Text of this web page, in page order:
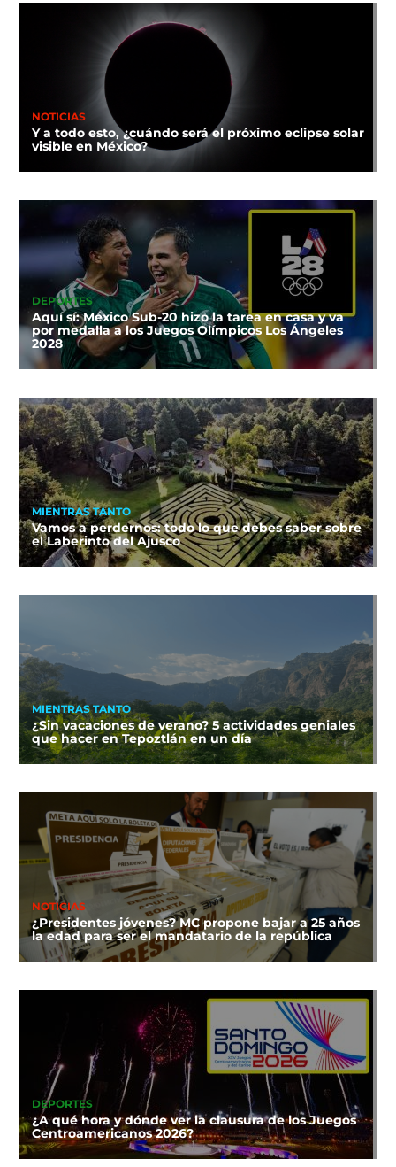
NOTICIAS
Y a todo esto, ¿cuándo será el próximo eclipse solar
visible en México?
DEPORTES
Aquí sí: México Sub-20 hizo la tarea en casa y va
por medalla a los Juegos Olímpicos Los Ángeles
2028
MIENTRAS TANTO
Vamos a perdernos: todo lo que debes saber sobre
el Laberinto del Ajusco
MIENTRAS TANTO
¿Sin vacaciones de verano? 5 actividades geniales
que hacer en Tepoztlán en un día
NOTICIAS
¿Presidentes jóvenes? MC propone bajar a 25 años
la edad para ser el mandatario de la república
DEPORTES
¿A qué hora y dónde ver la clausura de los Juegos
Centroamericanos 2026?